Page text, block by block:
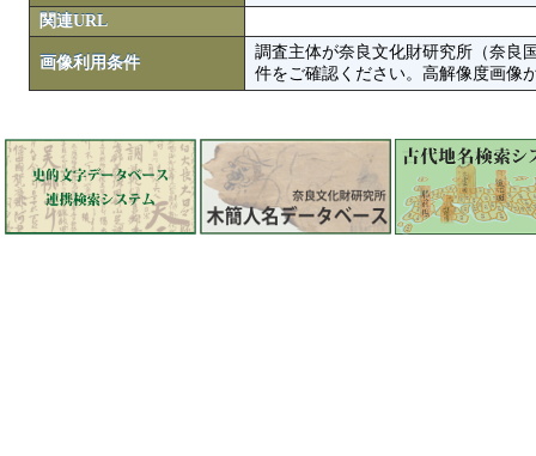
関連URL
画像利用条件
調査主体が奈良文化財研究所（奈良
件をご確認ください。高解像度画像